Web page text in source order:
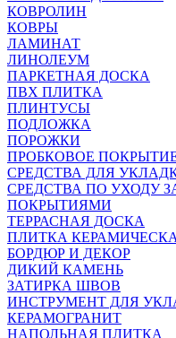
КОВРОЛИН
КОВРЫ
ЛАМИНАТ
ЛИНОЛЕУМ
ПАРКЕТНАЯ ДОСКА
ПВХ ПЛИТКА
ПЛИНТУСЫ
ПОДЛОЖКА
ПОРОЖКИ
ПРОБКОВОЕ
СРЕДСТВА ДЛЯ
СРЕДСТВА ПО УХОДУ
ПОКРЫТИЯМИ
ТЕРРАСНАЯ ДОСКА
ПЛИТКА
БОРДЮР И ДЕКОР
ДИКИЙ КАМЕНЬ
ЗАТИРКА ШВОВ
ИНСТРУМЕНТ ДЛЯ
КЕРАМОГРАНИТ
НАПОЛЬНАЯ ПЛИТКА